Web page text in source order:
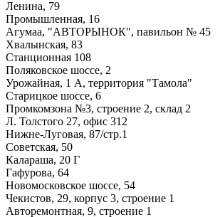
Ленина, 79
Промышленная, 16
Агумаа, "АВТОРЫНОК", павильон № 45
Хвалынская, 83
Станционная 108
Поляковское шоссе, 2
Урожайная, 1 А, территория "Тамола"
Старицкое шоссе, 6
Промкомзона №3, строение 2, склад 2
Л. Толстого 27, офис 312
Нижне-Луговая, 87/стр.1
Советская, 50
Калараша, 20 Г
Гафурова, 64
Новомосковское шоссе, 54
Чекистов, 29, корпус 3, строение 1
Авторемонтная, 9, строение 1